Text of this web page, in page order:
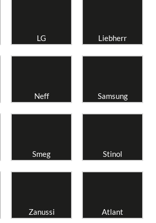
LG Liebherr
Neff Samsung
Smeg Stinol
Zanussi Atlant